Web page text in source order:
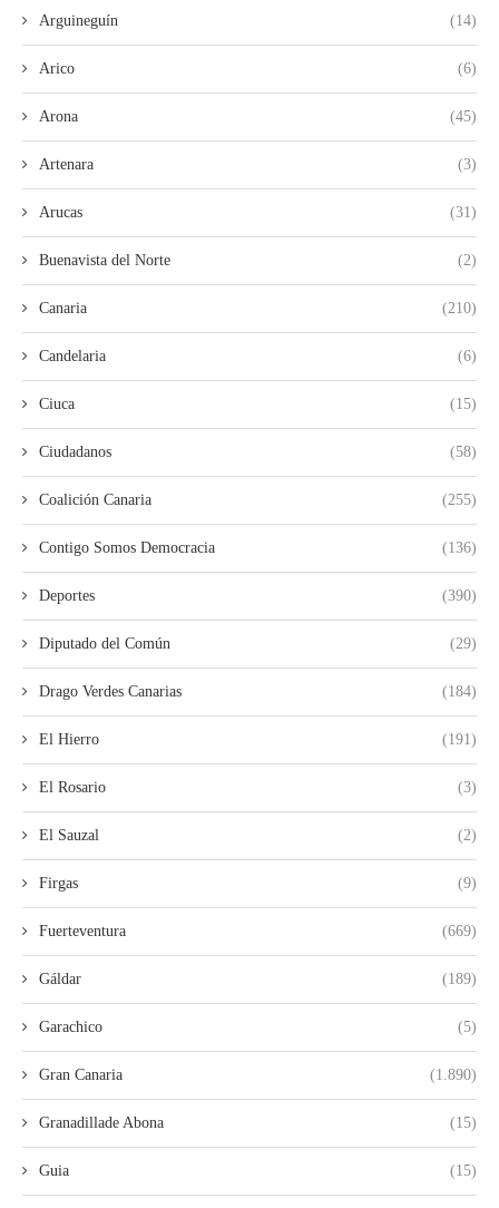
Arguineguín (14)
Arico (6)
Arona (45)
Artenara (3)
Arucas (31)
Buenavista del Norte (2)
Canaria (210)
Candelaria (6)
Ciuca (15)
Ciudadanos (58)
Coalición Canaria (255)
Contigo Somos Democracia (136)
Deportes (390)
Diputado del Común (29)
Drago Verdes Canarias (184)
El Hierro (191)
El Rosario (3)
El Sauzal (2)
Firgas (9)
Fuerteventura (669)
Gáldar (189)
Garachico (5)
Gran Canaria (1.890)
Granadillade Abona (15)
Guia (15)